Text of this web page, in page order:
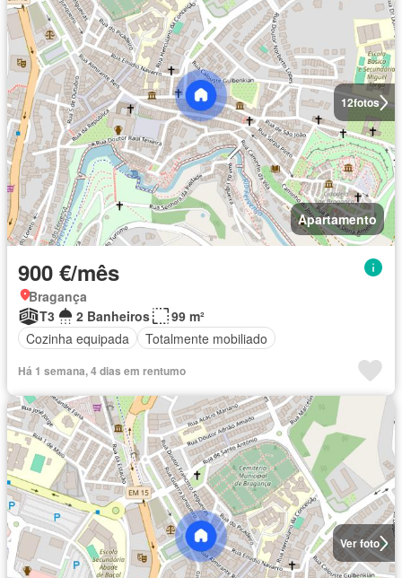
12fotos
Apartamento
900 €/mês
Bragança
T3
2 Banheiros
99 m²
Cozinha equipada
Totalmente mobiliado
Há 1 semana, 4 dias em rentumo
Ver foto